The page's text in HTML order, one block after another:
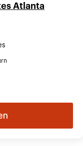
Atlanta